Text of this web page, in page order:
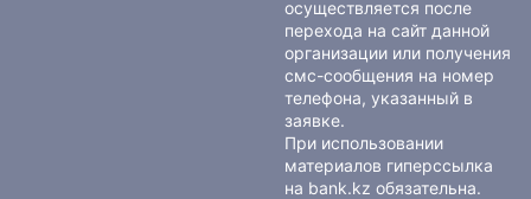
осуществляется после
перехода на сайт данной
организации или получения
смс-сообщения на номер
телефона, указанный в
заявке.
При использовании
материалов гиперссылка
на bank.kz обязательна.